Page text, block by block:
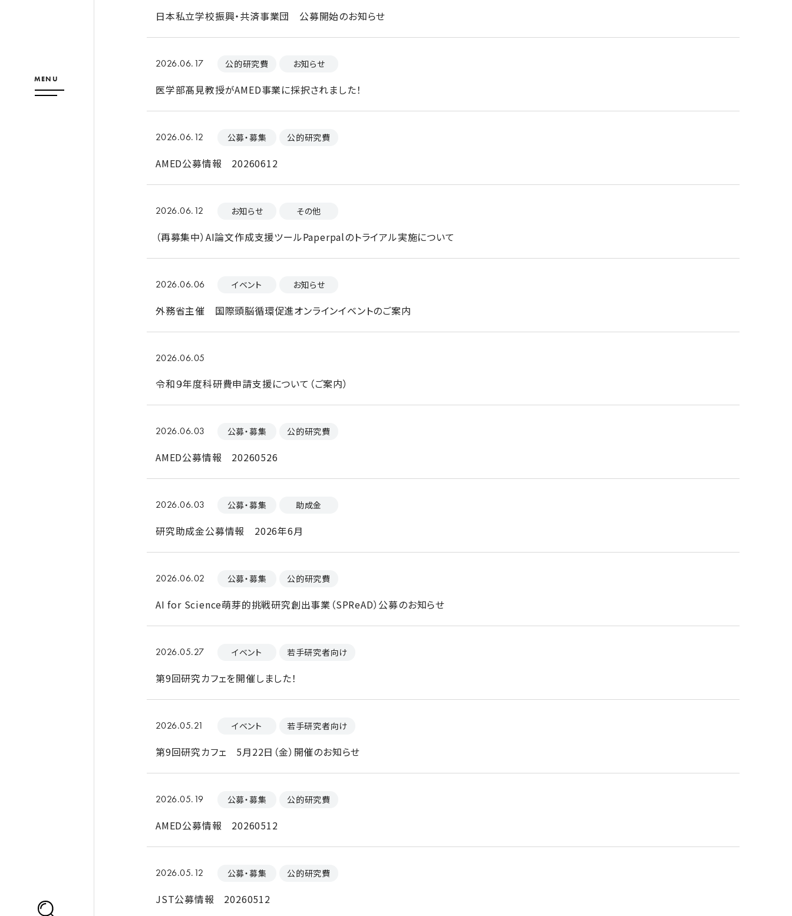
MENU
日本私立学校振興・共済事業団 公募開始のお知らせ
2026.06.17 公的研究費 お知らせ
医学部髙見教授がAMED事業に採択されました！
2026.06.12 公募・募集 公的研究費
AMED公募情報 20260612
2026.06.12 お知らせ その他
（再募集中）AI論文作成支援ツールPaperpalのトライアル実施について
2026.06.06 イベント お知らせ
外務省主催 国際頭脳循環促進オンラインイベントのご案内
2026.06.05
令和９年度科研費申請支援について（ご案内）
2026.06.03 公募・募集 公的研究費
AMED公募情報 20260526
2026.06.03 公募・募集 助成金
研究助成金公募情報 2026年6月
2026.06.02 公募・募集 公的研究費
AI for Science萌芽的挑戦研究創出事業（SPReAD）公募のお知らせ
2026.05.27 イベント 若手研究者向け
第9回研究カフェを開催しました！
2026.05.21 イベント 若手研究者向け
第9回研究カフェ 5月22日（金）開催のお知らせ
2026.05.19 公募・募集 公的研究費
AMED公募情報 20260512
2026.05.12 公募・募集 公的研究費
JST公募情報 20260512